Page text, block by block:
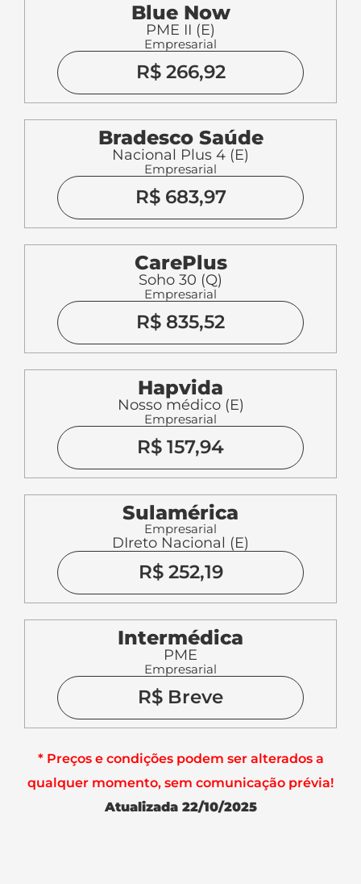
Blue Now
PME II (E)
Empresarial
R$ 266,92
Bradesco Saúde
Nacional Plus 4 (E)
Empresarial
R$ 683,97
CarePlus
Soho 30 (Q)
Empresarial
R$ 835,52
Hapvida
Nosso médico (E)
Empresarial
R$ 157,94
Sulamérica
Empresarial
DIreto Nacional (E)
R$ 252,19
Intermédica
PME
Empresarial
R$ Breve
* Preços e condições podem ser alterados a
qualquer momento, sem comunicação prévia!
Atualizada 22/10/2025